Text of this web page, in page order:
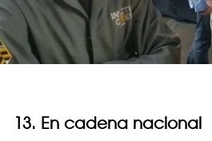
13. En cadena nacional